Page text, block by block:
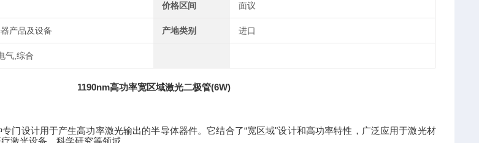
价格区间 面议
产品及设备 产地类别 进口
气,综合
1190nm高功率宽区域激光二极管(6W)
门设计用于产生高功率激光输出的半导体器件。它结合了“宽区域"设计和高功率特性，广泛应用于激光材
激光设备、科学研究等领域。